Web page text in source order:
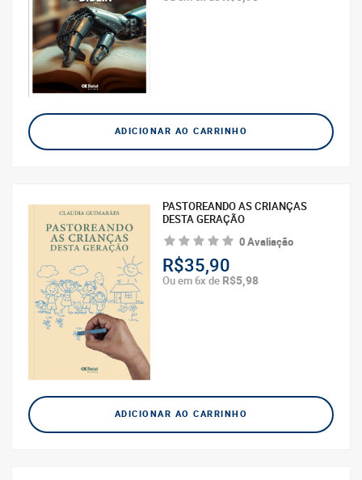
ADICIONAR AO CARRINHO
PASTOREANDO AS CRIANÇAS
DESTA GERAÇÃO
0 Avaliação
R$35,90
Ou em 6x de R$5,98
ADICIONAR AO CARRINHO